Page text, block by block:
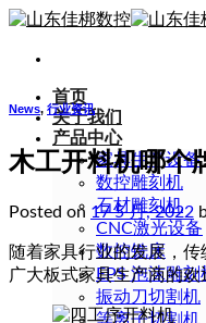
Skip
content
首页
关于我们
产品中心
家具生产设备
数控雕刻机
石材雕刻机
CNC激光设备
数控铣床
EPS 泡沫雕刻
振动刀切割机
News, 行业资讯
木工开料机哪个
Posted on 17 5 月, 2022
随着家具行业的发展，
广大板式家具生产商的